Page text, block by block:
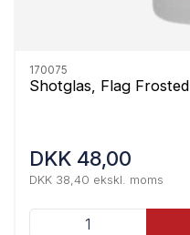
170075
Shotglas, Flag Frosted
DKK 48,00
DKK 38,40 ekskl. moms